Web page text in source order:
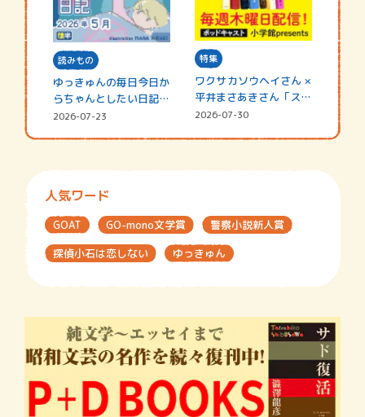
読みもの
ゆっきゅんの毎日今日か
らちゃんとしたい日記
☆202…
2026-07-23
特集
ワクサカソウヘイさん ×
平井まさあきさん「スペ
シャ…
2026-07-30
人気ワード
GOAT GO-mono文学賞
警察小説新人賞
探偵小石は恋しない
ゆっきゅん